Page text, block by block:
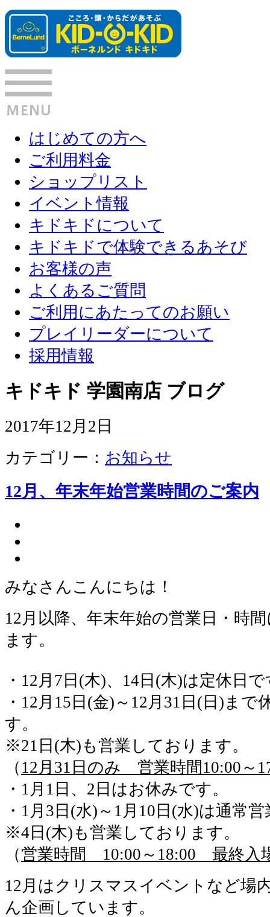
はじめての方へ
ご利用料金
ショップリスト
イベント情報
キドキドについて
キドキドで体験できるあそび
お客様の声
よくあるご質問
ご利用にあたってのお願い
プレイリーダーについて
採用情報
キドキド 学園南店 ブログ
2017年12月2日
カテゴリー： お知らせ
12月、年末年始営業時間のご案内
みなさんこんにちは！
12月以降、年末年始の営業日・時
ます。
・12月7日(木)、14日(木)は定休日
・12月15日(金)～12月31日(日)ま
す。
※21日(木)も営業しております。
（ 12月31日のみ 営業時間10:00～
・1月1日、2日はお休みです。
・1月3日(水)～1月10日(水)は通常
※4日(木)も営業しております。
（営業時間 10:00～18:00 最終入
12月はクリスマスイベントなど場
ん企画しています。